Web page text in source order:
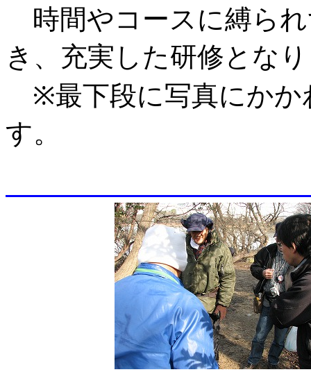
時間やコースに縛ら
き、充実した研修とな
※最下段に写真にかか
す。